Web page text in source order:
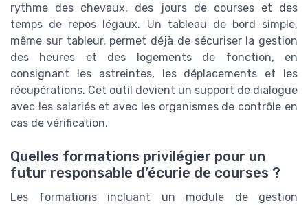
rythme des chevaux, des jours de courses et des
temps de repos légaux. Un tableau de bord simple,
même sur tableur, permet déjà de sécuriser la gestion
des heures et des logements de fonction, en
consignant les astreintes, les déplacements et les
récupérations. Cet outil devient un support de dialogue
avec les salariés et avec les organismes de contrôle en
cas de vérification.
Quelles formations privilégier pour un
futur responsable d’écurie de courses ?
Les formations incluant un module de gestion